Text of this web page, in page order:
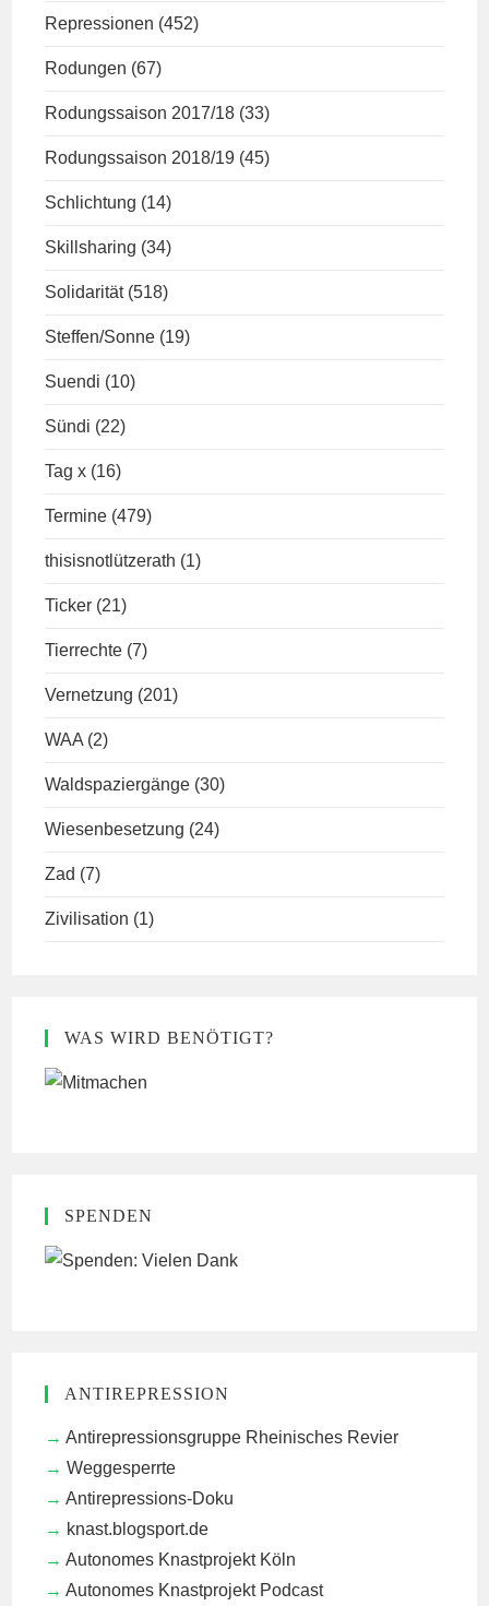
Repressionen (452)
Rodungen (67)
Rodungssaison 2017/18 (33)
Rodungssaison 2018/19 (45)
Schlichtung (14)
Skillsharing (34)
Solidarität (518)
Steffen/Sonne (19)
Suendi (10)
Sündi (22)
Tag x (16)
Termine (479)
thisisnotlützerath (1)
Ticker (21)
Tierrechte (7)
Vernetzung (201)
WAA (2)
Waldspaziergänge (30)
Wiesenbesetzung (24)
Zad (7)
Zivilisation (1)
WAS WIRD BENÖTIGT?
SPENDEN
ANTIREPRESSION
Antirepressionsgruppe Rheinisches Revier
Weggesperrte
Antirepressions-Doku
knast.blogsport.de
Autonomes Knastprojekt Köln
Autonomes Knastprojekt Podcast